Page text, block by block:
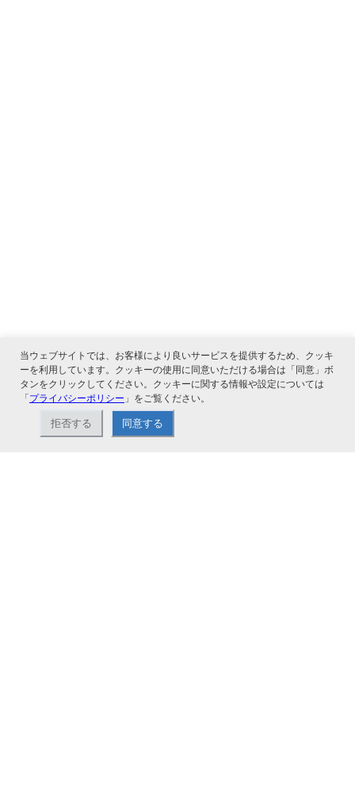
関連サービス
当ウェブサイトでは、お客様により良いサービスを提供するため、クッキ
ーを利用しています。クッキーの使用に同意いただける場合は「同意」ボ
タンをクリックしてください。クッキーに関する情報や設定については
「プライバシーポリシー 」をご覧ください。
拒否する 同意する